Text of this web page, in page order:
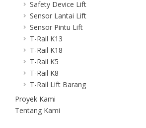
Safety Device Lift
Sensor Lantai Lift
Sensor Pintu Lift
T-Rail K13
T-Rail K18
T-Rail K5
T-Rail K8
T-Rail Lift Barang
Proyek Kami
Tentang Kami